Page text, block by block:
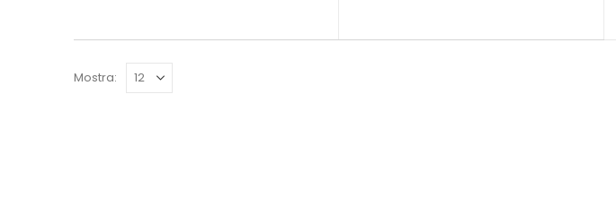
Mostra: